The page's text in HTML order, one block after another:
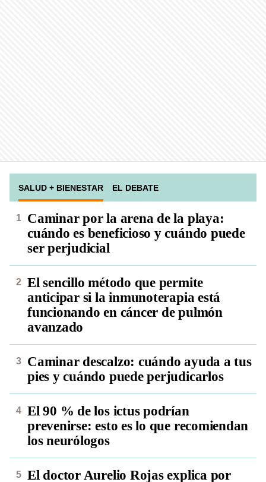
SALUD + BIENESTAR EL DEBATE
Caminar por la arena de la playa:
cuándo es beneficioso y cuándo puede
ser perjudicial
El sencillo método que permite
anticipar si la inmunoterapia está
funcionando en cáncer de pulmón
avanzado
Caminar descalzo: cuándo ayuda a tus
pies y cuándo puede perjudicarlos
El 90 % de los ictus podrían
prevenirse: esto es lo que recomiendan
los neurólogos
El doctor Aurelio Rojas explica por